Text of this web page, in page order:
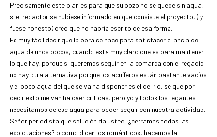
Precisamente este plan es para que su pozo no se quede sin agua,
si el redactor se hubiese informado en que consiste el proyecto, ( y
fuese honesto) creo que no habría escrito de esa forma.
Es muy fácil decir que la obra se hace para satisfacer el ansia de
agua de unos pocos, cuando esta muy claro que es para mantener
lo que hay, porque si queremos seguir en la comarca con el regadío
no hay otra alternativa porque los acuíferos están bastante vacíos
y el poco agua del que se va ha disponer es el del rio, se que por
decir esto me van ha caer criticas, pero yo y todos los regantes
necesitamos de ese agua para poder seguir con nuestra actividad.
Señor periodista que solución da usted, ¿cerramos todas las
explotaciones? o como dicen los románticos, hacemos la